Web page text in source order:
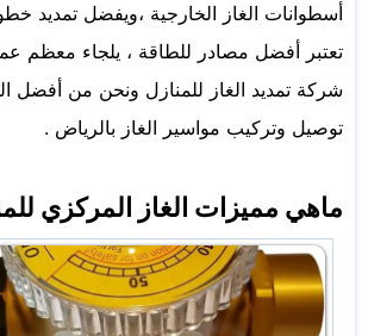
أسطوانات الغاز الخارجية ،ويفضل تمديد
تعتبر أفضل مصادر للطاقة ، يلجاء معظم
شركة تمديد الغاز للمنازل ونحن من أفضل
توصيل وتركيب مواسير الغاز بالرياض .
ماهي مميزات الغاز المركزي